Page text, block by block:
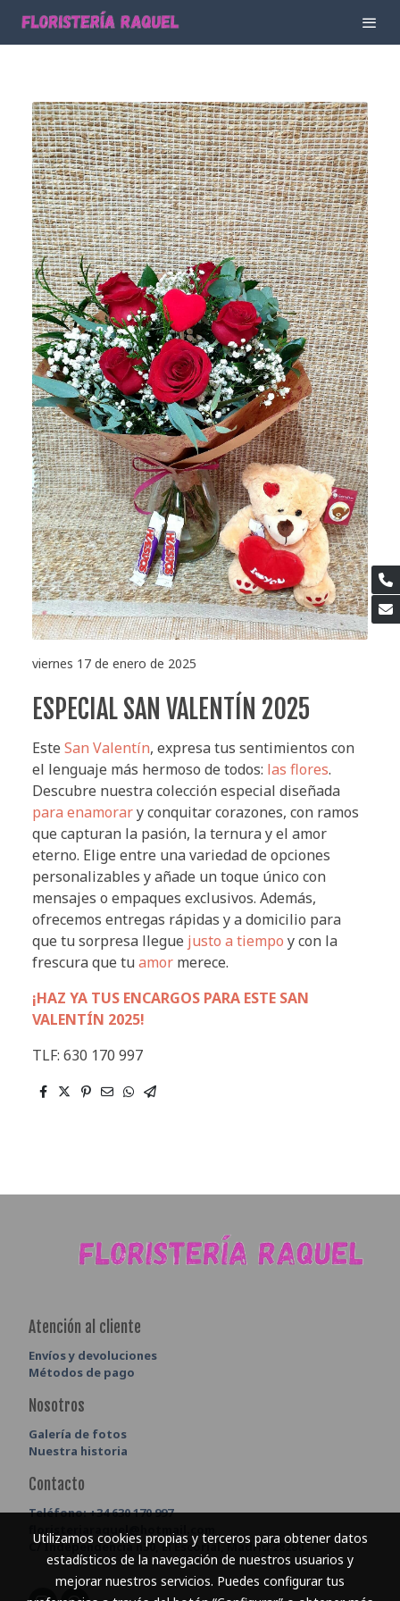
viernes 17 de enero de 2025
ESPECIAL SAN VALENTÍN 2025
Este San Valentín, expresa tus sentimientos con
el lenguaje más hermoso de todos: las flores.
Descubre nuestra colección especial diseñada
para enamorary conquitar corazones, con ramos
que capturan la pasión, la ternura y el amor
eterno. Elige entre una variedad de opciones
personalizables y añade un toque único con
mensajes o empaques exclusivos. Además,
ofrecemos entregas rápidas y a domicilio para
que tu sorpresa llegue justo a tiempo y con la
frescura que tuamor merece.
¡HAZ YA TUS ENCARGOS PARA ESTE SAN
VALENTÍN 2025!
TLF: 630 170 997
Atención al cliente
Envíos y devoluciones
Métodos de pago
Nosotros
Galería de fotos
Nuestra historia
Contacto
Teléfono:+34 630 170 997
C/ Independencia n30, El Escorial, Madrid 28280
Utilizamos cookies propias y terceros para obtener datos
estadísticos de la navegación de nuestros usuarios y
mejorar nuestros servicios. Puedes configurar tus